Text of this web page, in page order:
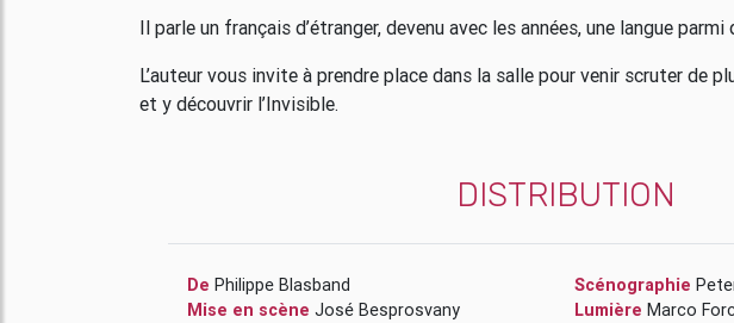
Il parle un français d’étranger, devenu avec les années, une langue parmi
L’auteur vous invite à prendre place dans la salle pour venir scruter de
et y découvrir l’Invisible.
DISTRIBUTION
De
Philippe Blasband
Mise en scène José Besprosvany
Scénographie
Lumière Marco